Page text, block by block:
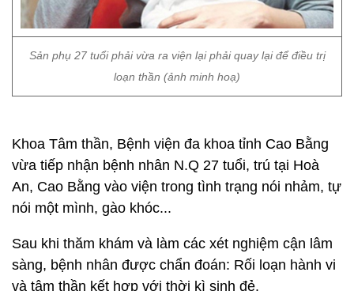
Sản phụ 27 tuổi phải vừa ra viện lại phải quay lại để điều trị
loạn thần (ảnh minh hoạ)
Khoa Tâm thần, Bệnh viện đa khoa tỉnh Cao Bằng
vừa tiếp nhận bệnh nhân N.Q 27 tuổi, trú tại Hoà
An, Cao Bằng vào viện trong tình trạng nói nhảm, tự
nói một mình, gào khóc...
Sau khi thăm khám và làm các xét nghiệm cận lâm
sàng, bệnh nhân được chẩn đoán: Rối loạn hành vi
và tâm thần kết hợp với thời kì sinh đẻ.